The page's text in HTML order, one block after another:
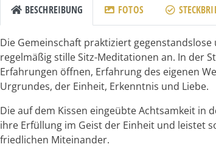
BESCHREIBUNG FOTOS
Die Gemeinschaft praktiziert
regelmäßig stille Sitz-Meditationen an. In der
Erfahrungen öffnen, Erfahrung des eigenen
Urgrundes, der Einheit, Erkenntnis und Liebe.
Die auf dem Kissen eingeübte Achtsamkeit in
ihre Erfüllung im Geist der Einheit und leistet
friedlichen Miteinander.